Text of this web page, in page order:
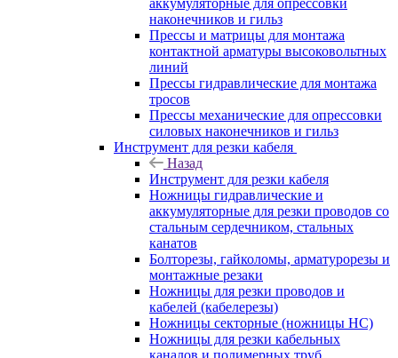
аккумуляторные для опрессовки
наконечников и гильз
Прессы и матрицы для монтажа
контактной арматуры высоковольтных
линий
Прессы гидравлические для монтажа
тросов
Прессы механические для опрессовки
силовых наконечников и гильз
Инструмент для резки кабеля
Назад
Инструмент для резки кабеля
Ножницы гидравлические и
аккумуляторные для резки проводов со
стальным сердечником, стальных
канатов
Болторезы, гайколомы, арматурорезы и
монтажные резаки
Ножницы для резки проводов и
кабелей (кабелерезы)
Ножницы секторные (ножницы НС)
Ножницы для резки кабельных
каналов и полимерных труб